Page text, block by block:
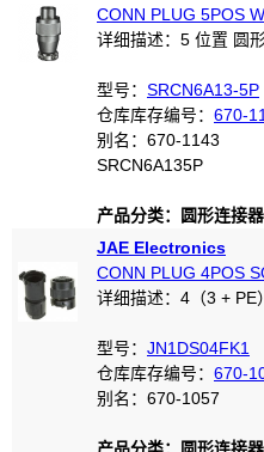
CONN PLUG 5POS
详细描述：5 位置 圆
型号： SRCN6A13-5P
仓库库存编号： 670-
别名：670-1143
SRCN6A135P
产品分类：圆形连接
JAE Electronics
CONN PLUG 4POS
详细描述：4（3 + PE
型号： JN1DS04FK1
仓库库存编号： 670-
别名：670-1057